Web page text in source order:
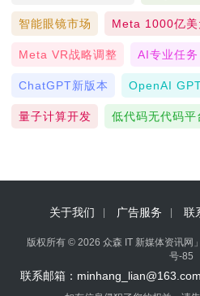
智能眼镜市场 Meta 1000亿美
Meta VR战略调整 AI专业任务
ChatGPT新版本 OpenAI
量子计算开发 低代码无代码平
关于我们 广告服务 联
版权所有 © 2026 众森 IT 新媒体资讯网
号-85
联系邮箱：